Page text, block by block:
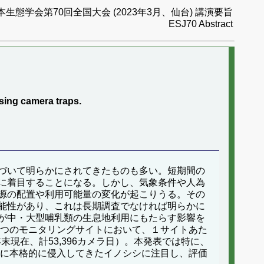
生態学会第70回全国大会 (2023年3月、仙台) 講演要旨
ESJ70 Abstract
camera traps.
いて明らかにされてきたものも多い。短期間の
着目することになる。しかし、気象条件や人為
の配置や利用可能量の変化が起こりうる。その
があり、これは長期調査でなければ明らかに
中・大型哺乳類の生息地利用にもたらす影響を
のモニタリングサイトにおいて、１サイトあた
現在、計53,396カメラ日）。本発表では特に、
本格的に侵入してきたイノシシに注目し、評価